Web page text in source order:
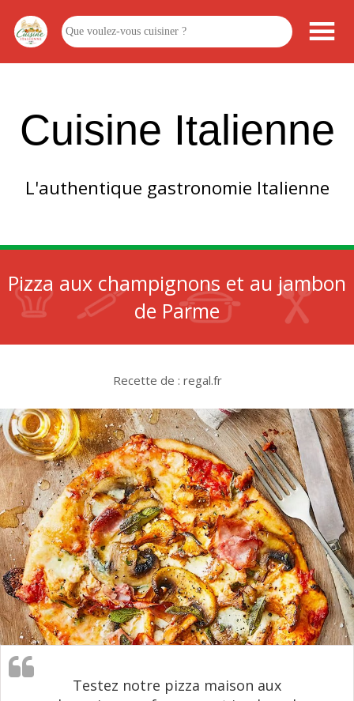
Cuisine Italienne
L'authentique gastronomie Italienne
Pizza aux champignons et au jambon
de Parme
Recette de : regal.fr
Testez notre pizza maison aux